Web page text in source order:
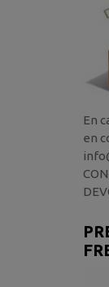
En
en